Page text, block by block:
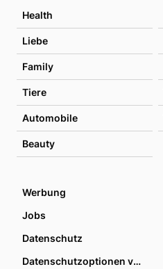
Health
Liebe
Family
Tiere
Automobile
Beauty
Werbung
Jobs
Datenschutz
Datenschutzoptionen verwalten